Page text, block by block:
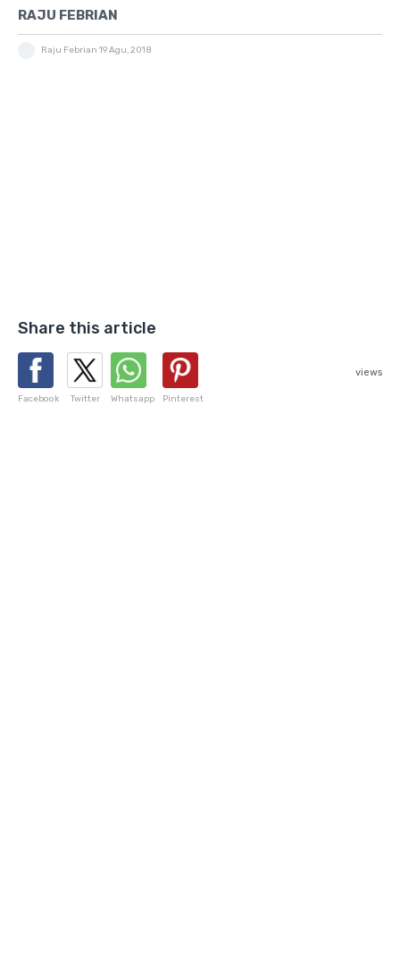
RAJU FEBRIAN
Raju Febrian 19 Agu, 2018
Share this article
Facebook Twitter Whatsapp Pinterest
views